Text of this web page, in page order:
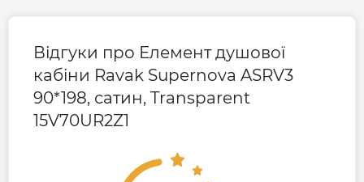
Відгуки про Елемент душової
кабіни Ravak Supernova ASRV3
90*198, сатин, Transparent
15V70UR2Z1